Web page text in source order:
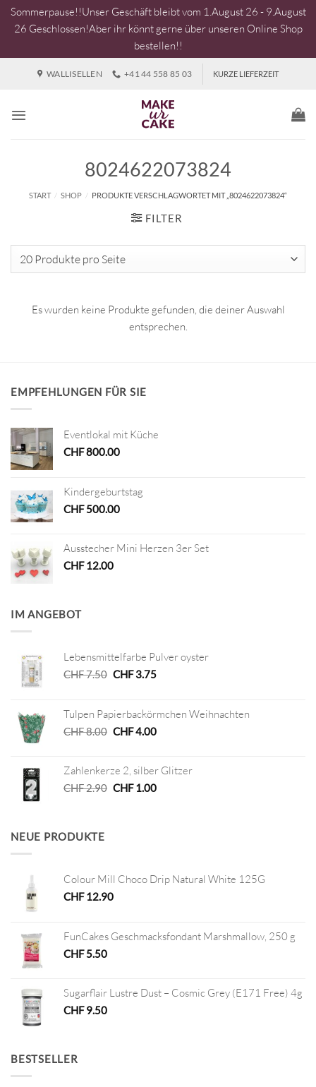
Sommerpause!!Unser Geschäft bleibt vom 1.August 26 - 9.August
26 Geschlossen!Aber ihr könnt gerne über unseren Online Shop
bestellen!!
WALLISELLEN +41 44 558 85 03 KURZE LIEFERZEIT
8024622073824
START / SHOP / PRODUKTE VERSCHLAGWORTET MIT „8024622073824“
FILTER
Es wurden keine Produkte gefunden, die deiner Auswahl
entsprechen.
EMPFEHLUNGEN FÜR SIE
Eventlokal mit Küche
CHF800.00
Kindergeburtstag
CHF500.00
Ausstecher Mini Herzen 3er Set
CHF12.00
IM ANGEBOT
Lebensmittelfarbe Pulver oyster
CHF7.50 Ursprünglicher
CHF 7.50
CHF3.75Aktueller
CHF 3.75.
Tulpen Papierbackörmchen Weihnachten
CHF8.00 Ursprünglicher
CHF 8.00
CHF4.00Aktueller
CHF 4.00.
Zahlenkerze 2, silber Glitzer
CHF2.90 Ursprünglicher
CHF1.00Aktueller
NEUE PRODUKTE
Colour Mill Choco Drip Natural White 125G
CHF12.90
FunCakes Geschmacksfondant Marshmallow, 250 g
CHF5.50
Sugarflair Lustre Dust – Cosmic Grey (E171 Free) 4g
CHF9.50
BESTSELLER